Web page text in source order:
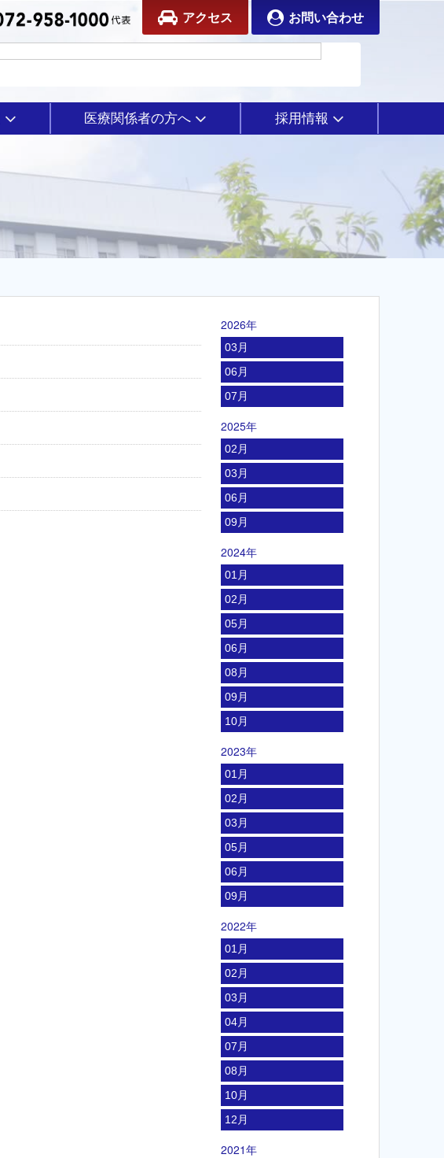
アクセス お問い合わせ
医療関係者の方へ 採用情報
2026年
03月
06月
07月
2025年
02月
03月
06月
09月
2024年
01月
02月
05月
06月
08月
09月
10月
2023年
01月
02月
03月
05月
06月
09月
2022年
01月
02月
03月
04月
07月
08月
10月
12月
2021年